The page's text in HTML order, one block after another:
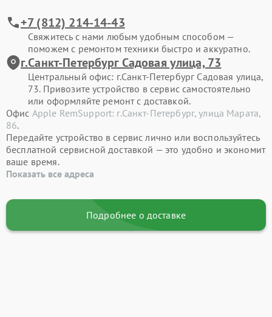
+7 (812) 214-14-43
Свяжитесь с нами любым удобным способом —
поможем с ремонтом техники быстро и аккуратно.
г.Санкт-Петербург Садовая улица, 73
Центральный офис: г.Санкт-Петербург Садовая улица,
73. Привозите устройство в сервис самостоятельно
или оформляйте ремонт с доставкой.
Офис Apple RemSupport: г.Санкт-Петербург, улица Марата,
86.
Передайте устройство в сервис лично или воспользуйтесь
бесплатной сервисной доставкой — это удобно и экономит
ваше время.
Показать все адреса
Подробнее о доставке